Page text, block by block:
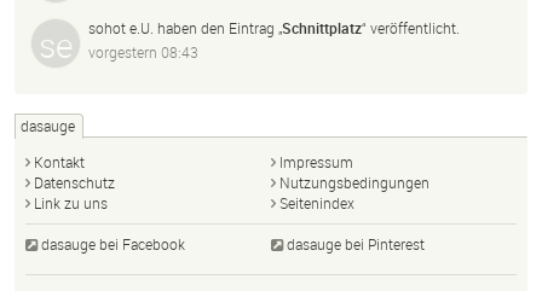
sohot e.U. haben den Eintrag „Schnittplatz“ veröffentlicht.
vorgestern 08:43
dasauge
Kontakt
Impressum
Datenschutz
Nutzungsbedingungen
Link zu uns
Seitenindex
dasauge bei Facebook dasauge bei Pinterest